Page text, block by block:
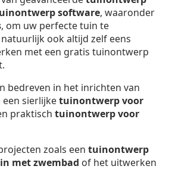
software, waaronder
, om uw perfecte tuin te
ook altijd zelf eens
met een gratis tuinontwerp
bedreven in het inrichten van
sierlijketuinontwerp voor
praktisch tuinontwerp voor
zoals een tuinontwerp
met zwembad of het uitwerken